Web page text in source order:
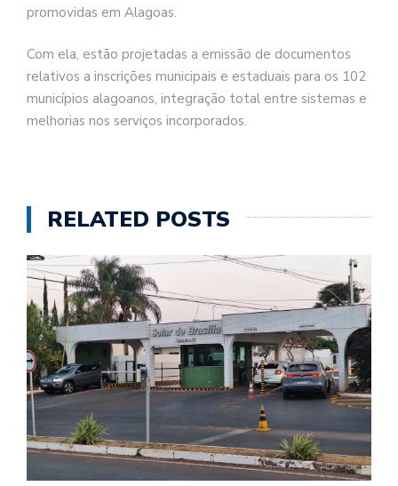
promovidas em Alagoas.
Com ela, estão projetadas a emissão de documentos
relativos a inscrições municipais e estaduais para os 102
municípios alagoanos, integração total entre sistemas e
melhorias nos serviços incorporados.
RELATED POSTS